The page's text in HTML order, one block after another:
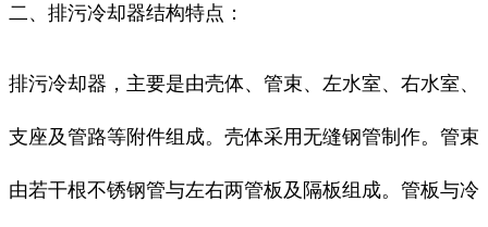
二、排污冷却器结构特点：
排污冷却器，主要是由壳体、管束、左水室、右水室、
支座及管路等附件组成。壳体采用无缝钢管制作。管束
由若干根不锈钢管与左右两管板及隔板组成。管板与冷